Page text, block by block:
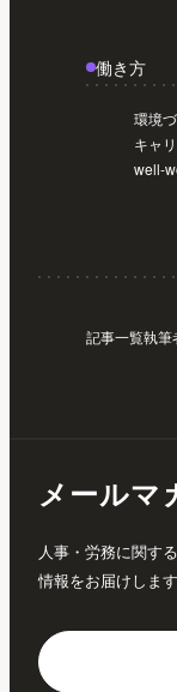
働き方
環境
キャ
well-
記事一覧執筆
メールマ
人事・労務に関す
情報をお届けします